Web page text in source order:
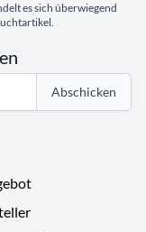
es sich überwiegend
Abschicken